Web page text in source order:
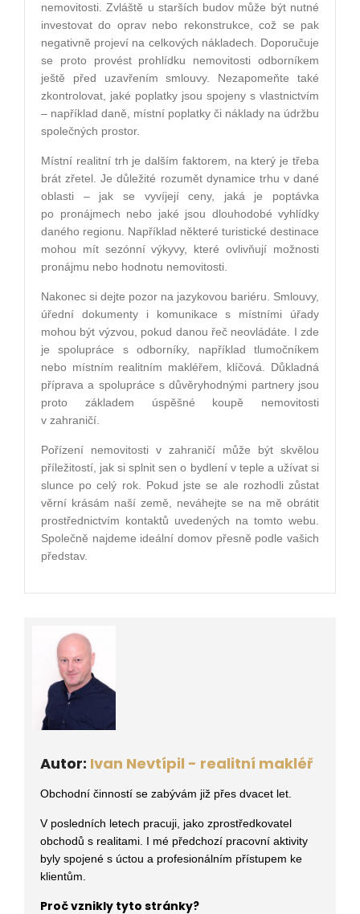
nemovitosti. Zvláště u starších budov může být nutné
investovat do oprav nebo rekonstrukce, což se pak
negativně projeví na celkových nákladech. Doporučuje
se proto provést prohlídku nemovitosti odborníkem
ještě před uzavřením smlouvy. Nezapomeňte také
zkontrolovat, jaké poplatky jsou spojeny s vlastnictvím
– například daně, místní poplatky či náklady na údržbu
společných prostor.
Místní realitní trh je dalším faktorem, na který je třeba
brát zřetel. Je důležité rozumět dynamice trhu v dané
oblasti – jak se vyvíjejí ceny, jaká je poptávka
po pronájmech nebo jaké jsou dlouhodobé vyhlídky
daného regionu. Například některé turistické destinace
mohou mít sezónní výkyvy, které ovlivňují možnosti
pronájmu nebo hodnotu nemovitosti.
Nakonec si dejte pozor na jazykovou bariéru. Smlouvy,
úřední dokumenty i komunikace s místními úřady
mohou být výzvou, pokud danou řeč neovládáte. I zde
je spolupráce s odborníky, například tlumočníkem
nebo místním realitním makléřem, klíčová. Důkladná
příprava a spolupráce s důvěryhodnými partnery jsou
proto základem úspěšné koupě nemovitosti
v zahraničí.
Pořízení nemovitosti v zahraničí může být skvělou
příležitostí, jak si splnit sen o bydlení v teple a užívat si
slunce po celý rok. Pokud jste se ale rozhodli zůstat
věrní krásám naší země, neváhejte se na mě obrátit
prostřednictvím kontaktů uvedených na tomto webu.
Společně najdeme ideální domov přesně podle vašich
představ.
Autor: Ivan Nevtípil - realitní makléř
Obchodní činností se zabývám již přes dvacet let.
V posledních letech pracuji, jako zprostředkovatel
obchodů s realitami . I mé předchozí pracovní aktivity
byly spojené s úctou a profesionálním přístupem ke
klientům.
Proč vznikly tyto stránky?